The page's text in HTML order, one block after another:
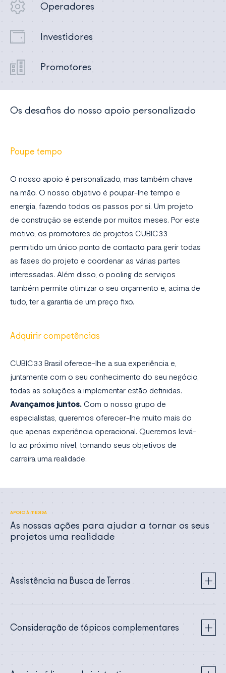
Operadores
Investidores
Promotores
Os desafios do nosso apoio personalizado
Poupe tempo
O nosso apoio é personalizado, mas também chave
na mão. O nosso objetivo é poupar-lhe tempo e
energia, fazendo todos os passos por si. Um projeto
de construção se estende por muitos meses. Por este
motivo, os promotores de projetos CUBIC33
permitido um único ponto de contacto para gerir todas
as fases do projeto e coordenar as várias partes
interessadas. Além disso, o pooling de serviços
também permite otimizar o seu orçamento e, acima de
tudo, ter a garantia de um preço fixo.
Adquirir competências
CUBIC33 Brasil oferece-lhe a sua experiência e,
juntamente com o seu conhecimento do seu negócio,
todas as soluções a implementar estão definidas.
Avançamos juntos. Com o nosso grupo de
especialistas, queremos oferecer-lhe muito mais do
que apenas experiência operacional. Queremos levá-
lo ao próximo nível, tornando seus objetivos de
carreira uma realidade.
APOIO À MEDIDA
As nossas ações para ajudar a tornar os seus
projetos uma realidade
Assistência na Busca de Terras
Consideração de tópicos complementares